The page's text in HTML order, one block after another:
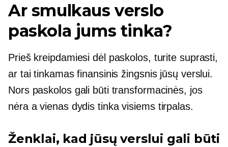
Ar smulkaus verslo
paskola jums tinka?
Prieš kreipdamiesi dėl paskolos, turite suprasti,
ar tai tinkamas finansinis žingsnis jūsų verslui.
Nors paskolos gali būti transformacinės, jos
nėra avienas dydis tinka visiemstirpalas.
Ženklai, kad jūsų verslui gali būti